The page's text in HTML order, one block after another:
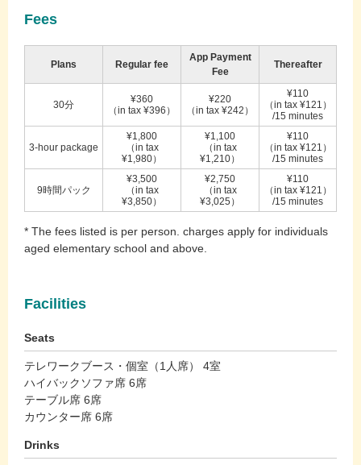
Fees
Plans Regular fee
App Payment
Fee
Thereafter
30分
¥360
（in tax ¥396）
¥220
（in tax ¥242）
¥110
（in tax ¥121）
/15 minutes
3-hour package
¥1,800
（in tax
¥1,980）
¥1,100
（in tax
¥1,210）
¥110
（in tax ¥121）
/15 minutes
9時間パック
¥3,500
（in tax
¥3,850）
¥2,750
（in tax
¥3,025）
¥110
（in tax ¥121）
/15 minutes
* The fees listed is per person. charges apply for individuals
aged elementary school and above.
Facilities
Seats
テレワークブース・個室（1人席） 4室
ハイバックソファ席 6席
テーブル席 6席
カウンター席 6席
Drinks